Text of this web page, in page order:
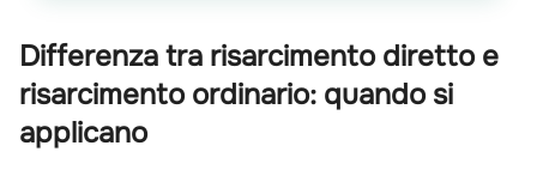
Differenza tra risarcimento diretto e
risarcimento ordinario: quando si
applicano